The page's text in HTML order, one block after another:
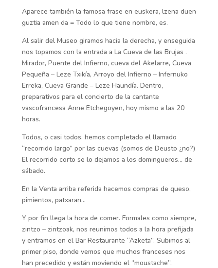
Aparece también la famosa frase en euskera, lzena duen
guztia amen da = Todo lo que tiene nombre, es.
Al salir del Museo giramos hacia la derecha, y enseguida
nos topamos con la entrada a La Cueva de las Brujas .
Mirador, Puente del Infierno, cueva del Akelarre, Cueva
Pequeña – Leze Txikía, Arroyo del Infierno – Infernuko
Erreka, Cueva Grande – Leze Haundía. Dentro,
preparativos para el concierto de la cantante
vascofrancesa Anne Etchegoyen, hoy mismo a las 20
horas.
Todos, o casi todos, hemos completado el llamado
“recorrido largo” por las cuevas (somos de Deusto ¿no?)
El recorrido corto se lo dejamos a los domingueros… de
sábado.
En la Venta arriba referida hacemos compras de queso,
pimientos, patxaran…
Y por fin llega la hora de comer. Formales como siempre,
zintzo – zintzoak, nos reunimos todos a la hora prefijada
y entramos en el Bar Restaurante “Azketa”. Subimos al
primer piso, donde vemos que muchos franceses nos
han precedido y están moviendo el “moustache”.